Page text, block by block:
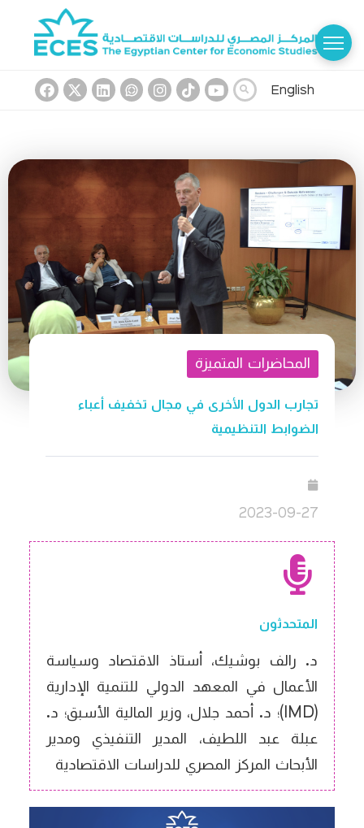
English
المحاضرات المتميزة
تجارب الدول الأخرى في مجال تخفيف أعباء
الضوابط التنظيمية
2023-09-27
المتحدثون
د. رالف بوشيك، أستاذ الاقتصاد وسياسة
الأعمال في المعهد الدولي للتنمية الإدارية
(IMD)؛ د. أحمد جلال، وزير المالية الأسبق؛ د.
عبلة عبد اللطيف، المدير التنفيذي ومدير
الأبحاث المركز المصري للدراسات الاقتصادية